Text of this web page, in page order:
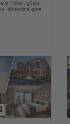
Yolları, güçlü
dönemine göre